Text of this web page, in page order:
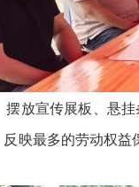
宣传展板、悬挂
映最多的劳动权